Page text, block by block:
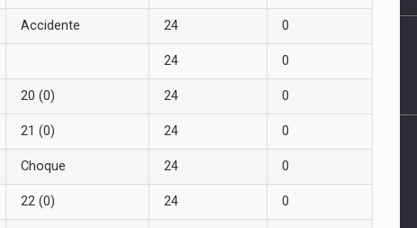
Accidente 24 0
24 0
20 (0) 24 0
21 (0) 24 0
Choque 24 0
22 (0) 24 0